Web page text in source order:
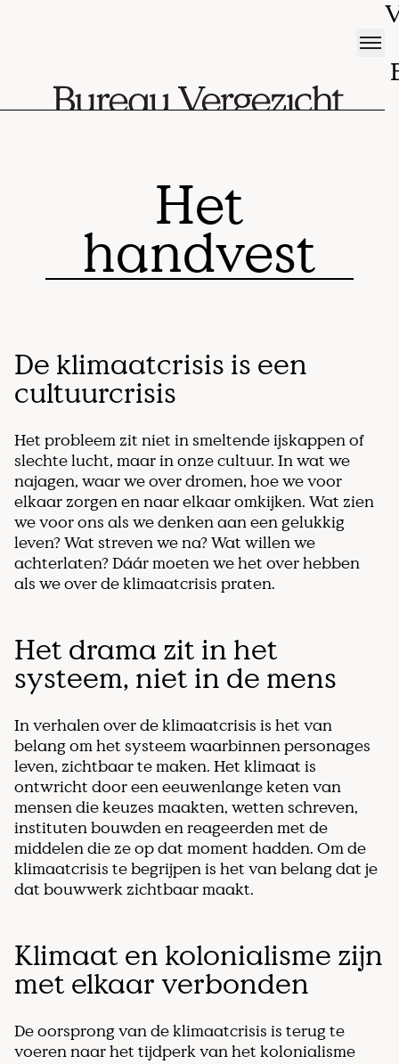
Het
handvest
De klimaatcrisis is een
cultuurcrisis
Het probleem zit niet in smeltende ijskappen of
slechte lucht, maar in onze cultuur. In wat we
najagen, waar we over dromen, hoe we voor
elkaar zorgen en naar elkaar omkijken. Wat zien
we voor ons als we denken aan een gelukkig
leven? Wat streven we na? Wat willen we
achterlaten? Dáár moeten we het over hebben
als we over de klimaatcrisis praten.
Het drama zit in het
systeem, niet in de mens
In verhalen over de klimaatcrisis is het van
belang om het systeem waarbinnen personages
leven, zichtbaar te maken. Het klimaat is
ontwricht door een eeuwenlange keten van
mensen die keuzes maakten, wetten schreven,
instituten bouwden en reageerden met de
middelen die ze op dat moment hadden. Om de
klimaatcrisis te begrijpen is het van belang dat je
dat bouwwerk zichtbaar maakt.
Klimaat en kolonialisme zijn
met elkaar verbonden
De oorsprong van de klimaatcrisis is terug te
voeren naar het tijdperk van het kolonialisme